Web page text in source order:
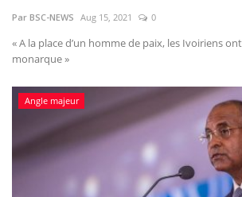
Par BSC-NEWS Aug 15, 2021 0
« A la place d’un homme de paix, les Ivoiriens
monarque »
Angle majeur